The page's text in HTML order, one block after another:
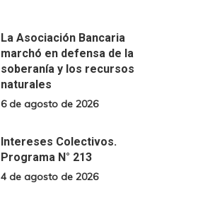
La Asociación Bancaria
marchó en defensa de la
soberanía y los recursos
naturales
6 de agosto de 2026
Intereses Colectivos.
Programa N° 213
4 de agosto de 2026